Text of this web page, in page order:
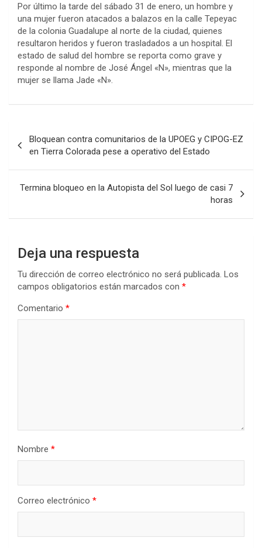
Por último la tarde del sábado 31 de enero, un hombre y
una mujer fueron atacados a balazos en la calle Tepeyac
de la colonia Guadalupe al norte de la ciudad, quienes
resultaron heridos y fueron trasladados a un hospital. El
estado de salud del hombre se reporta como grave y
responde al nombre de José Ángel «N», mientras que la
mujer se llama Jade «N».
de
entradas
Bloquean contra comunitarios de la UPOEG y CIPOG-EZ
en Tierra Colorada pese a operativo del Estado
Termina bloqueo en la Autopista del Sol luego de casi 7
horas
Deja una respuesta
Tu dirección de correo electrónico no será publicada. Los
campos obligatorios están marcados con *
Comentario *
Nombre *
Correo electrónico *